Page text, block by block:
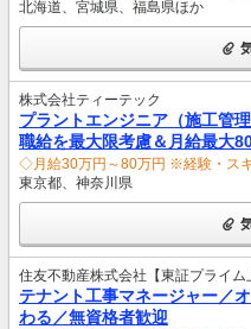
北海道、宮城県、福島県ほか
株式会社ティーテック
プラントエンジニア（施工管
職給を最大限考慮＆月給最大
◇月給30万円～80万円 ※経験・スキ
東京都、神奈川県
住友不動産株式会社【東証プライム
テナント工事マネージャー／
わる／無資格者歓迎